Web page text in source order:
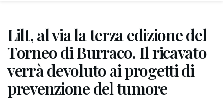
Lilt, al via la terza edizione del
Torneo di Burraco. Il ricavato
verrà devoluto ai progetti di
prevenzione del tumore